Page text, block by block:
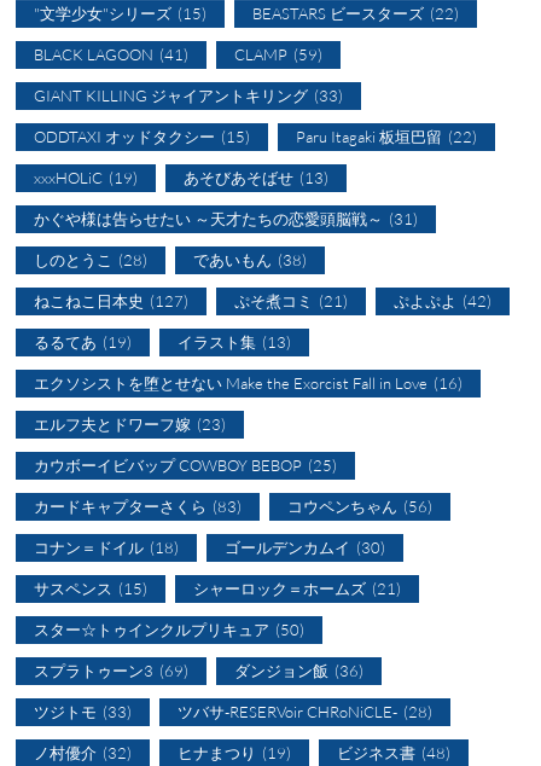
"文学少女"シリーズ (15) BEASTARS ビースターズ (22)
BLACK LAGOON (41) CLAMP (59)
GIANT KILLING ジャイアントキリング (33)
ODDTAXI オッドタクシー (15) Paru Itagaki 板垣巴留 (22)
xxxHOLiC (19) あそびあそばせ (13)
かぐや様は告らせたい ～天才たちの恋愛頭脳戦～ (31)
しのとうこ (28) であいもん (38)
ねこねこ日本史 (127) ぷそ煮コミ (21) ぷよぷよ (42)
るるてあ (19) イラスト集 (13)
エクソシストを堕とせない Make the Exorcist Fall in Love (16)
エルフ夫とドワーフ嫁 (23)
カウボーイビバップ COWBOY BEBOP (25)
カードキャプターさくら (83) コウペンちゃん (56)
コナン＝ドイル (18) ゴールデンカムイ (30)
サスペンス (15) シャーロック＝ホームズ (21)
スター☆トゥインクルプリキュア (50)
スプラトゥーン3 (69) ダンジョン飯 (36)
ツジトモ (33) ツバサ-RESERVoir CHRoNiCLE- (28)
ノ村優介 (32) ヒナまつり (19) ビジネス書 (48)